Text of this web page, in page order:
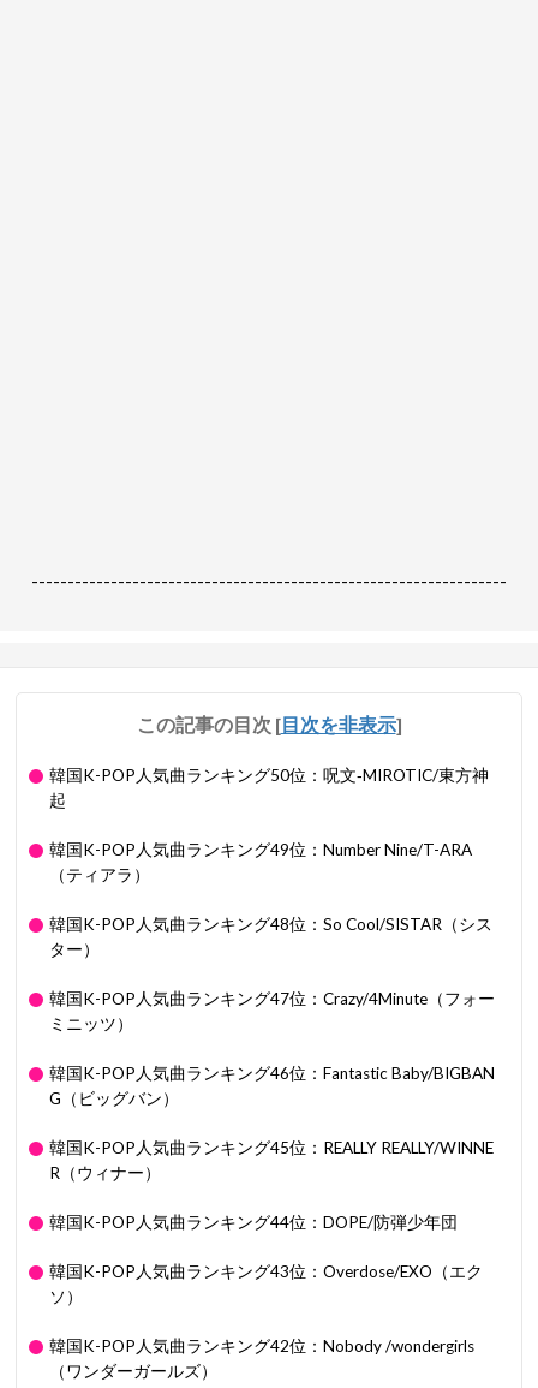
------------------------------------------------------------------
この記事の目次 [目次を非表示]
韓国K-POP人気曲ランキング50位：呪文‐MIROTIC/東方神
起
韓国K-POP人気曲ランキング49位：Number Nine/T-ARA
（ティアラ）
韓国K-POP人気曲ランキング48位：So Cool/SISTAR（シス
ター）
韓国K-POP人気曲ランキング47位：Crazy/4Minute（フォー
ミニッツ）
韓国K-POP人気曲ランキング46位：Fantastic Baby/BIGBAN
G（ビッグバン）
韓国K-POP人気曲ランキング45位：REALLY REALLY/WINNE
R（ウィナー）
韓国K-POP人気曲ランキング44位：DOPE/防弾少年団
韓国K-POP人気曲ランキング43位：Overdose/EXO（エク
ソ）
韓国K-POP人気曲ランキング42位：Nobody /wondergirls
（ワンダーガールズ）